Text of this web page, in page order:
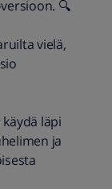
🔍
vielä,
läpi
ja